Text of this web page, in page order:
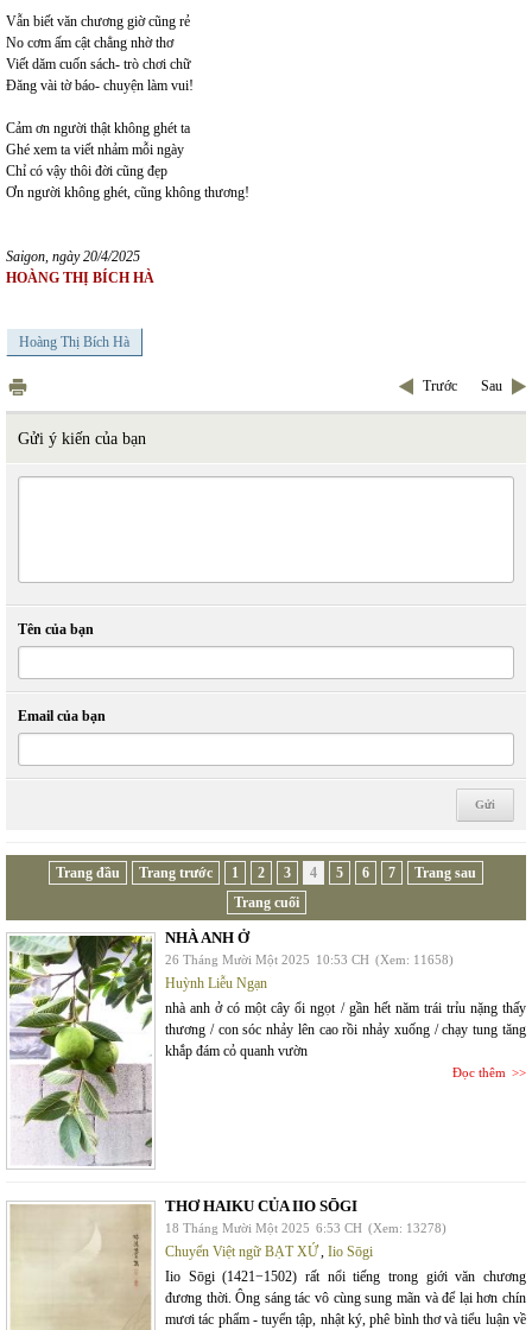
Vẫn biết văn chương giờ cũng rẻ
No cơm ấm cật chẳng nhờ thơ
Viết dăm cuốn sách- trò chơi chữ
Đăng vài tờ báo- chuyện làm vui!
Cảm ơn người thật không ghét ta
Ghé xem ta viết nhảm mỗi ngày
Chỉ có vậy thôi đời cũng đẹp
Ơn người không ghét, cũng không thương!
Saigon, ngày 20/4/2025
HOÀNG THỊ BÍCH HÀ
Hoàng Thị Bích Hà
Trước Sau
Gửi ý kiến của bạn
Tên của bạn
Email của bạn
Trang đầu Trang trước 1 2 3 4 5 6 7
Trang sau
Trang cuối
NHÀ ANH Ở
26 Tháng Mười Một 2025 10:53 CH (Xem: 11658)
Huỳnh Liễu Ngạn
nhà anh ở có một cây ổi ngọt / gần hết năm trái trỉu nặng thấy
thương / con sóc nhảy lên cao rồi nhảy xuống / chạy tung tăng
khắp đám cỏ quanh vườn
Đọc thêm
THƠ HAIKU CỦA IIO SŌGI
18 Tháng Mười Một 2025 6:53 CH (Xem: 13278)
Chuyển Việt ngữ BẠT XỨ, Iio Sōgi
Iio Sōgi (1421−1502) rất nổi tiếng trong giới văn chương
đương thời. Ông sáng tác vô cùng sung mãn và để lại hơn chín
mươi tác phẩm - tuyển tập, nhật ký, phê bình thơ và tiểu luận về